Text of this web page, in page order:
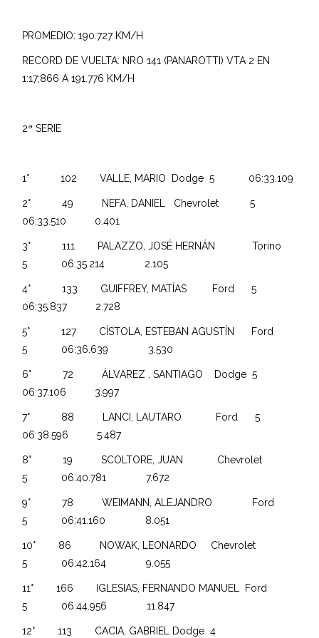
PROMEDIO: 190.727 KM/H
RECORD DE VUELTA: NRO 141 (PANAROTTI) VTA 2 EN
1:17;866 A 191.776 KM/H
2ª SERIE
1° 102 VALLE, MARIO Dodge 5 06:33.109
2° 49 NEFA, DANIEL Chevrolet 5
06:33.510 0.401
3° 111 PALAZZO, JOSÉ HERNÁN Torino
5 06:35.214 2.105
4° 133 GUIFFREY, MATÍAS Ford 5
06:35.837 2.728
5° 127 CÍSTOLA, ESTEBAN AGUSTÍN Ford
5 06:36.639 3.530
6° 72 ÁLVAREZ , SANTIAGO Dodge 5
06:37.106 3.997
7° 88 LANCI, LAUTARO Ford 5
06:38.596 5.487
8° 19 SCOLTORE, JUAN Chevrolet
5 06:40.781 7.672
9° 78 WEIMANN, ALEJANDRO Ford
5 06:41.160 8.051
10° 86 NOWAK, LEONARDO Chevrolet
5 06:42.164 9.055
11° 166 IGLESIAS, FERNANDO MANUEL Ford
5 06:44.956 11.847
12° 113 CACIA, GABRIEL Dodge 4